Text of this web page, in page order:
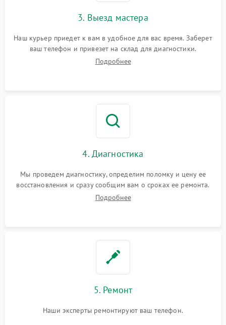
3. Выезд мастера
Наш курьер приедет к вам в удобное для вас время. Заберет
ваш телефон и привезет на склад для диагностики.
Подробнее
4. Диагностика
Мы проведем диагностику, определим поломку и цену ее
восстановления и сразу сообщим вам о сроках ее ремонта.
Подробнее
5. Ремонт
Наши эксперты ремонтируют ваш телефон.